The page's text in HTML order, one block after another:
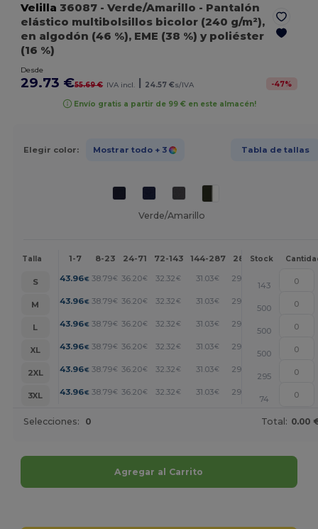
Velilla 36087 - Verde/Amarillo - Pantalón
elástico multibolsillos bicolor (240 g/m²),
en algodón (46 %), EME (38 %) y poliéster
(16 %)
Desde
29.73 €55.69 € IVA incl. 24.57 €s/IVA -47%
Envío gratis a partir de 99 € en este almacén!
Elegir color: Mostrar todo + 3 Tabla de tallas
Verde/Amarillo
Talla 1-7 8-23 24-71 72-143 144-287 288 + Más
Stock
S 43.96€ 38.79€ 36.20€ 32.32 € 31.03€ 29.73 +
143
M
43.96€ 38.79€ 36.20€ 32.32 € 31.03€ 29.73 +
500
L
43.96€ 38.79€ 36.20€ 32.32 € 31.03€ 29.73 +
500
XL
43.96€ 38.79€ 36.20€ 32.32 € 31.03€ 29.73 +
500
2XL
43.96€ 38.79€ 36.20€ 32.32 € 31.03€ 29.73 +
295
3XL
43.96€ 38.79€ 36.20€ 32.32 € 31.03€ 29.73
74
Selecciones: 0 Total: 0.00
Agregar al Carrito